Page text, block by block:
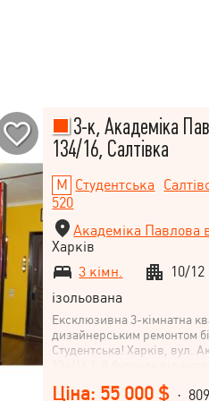
3-к, Академіка
134/16, Салтівка
Студентська
520
Академіка Павлова
Харків
3 кімн.
10/12
ізольована
Ексклюзивна 3-кімнатна
дизайнерським ремонтом
Студентська! Харків, вул.
12 Загальна площа – 68 м²
Ціна: 55 000 $ ·